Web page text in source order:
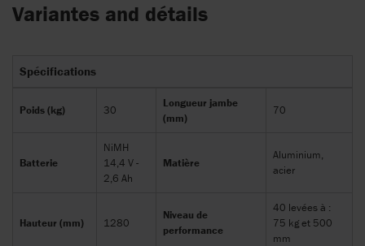
Variantes and détails
Spécifications
Poids (kg) 30
Longueur jambe
(mm)
70
Batterie
NiMH
14,4 V -
2,6 Ah
Matière
Aluminium,
acier
Hauteur (mm) 1280
Niveau de
performance
40 levées à :
75 kg et 500
mm